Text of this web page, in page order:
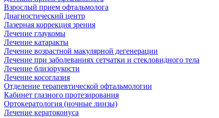
Взрослый прием офтальмолога
Диагностический центр
Лазерная коррекция зрения
Лечение глаукомы
Лечение катаракты
Лечение возрастной макулярной дегенерации
Лечение при заболеваниях сетчатки и стекловидного тела
Лечение близорукости
Лечение косоглазия
Отделение терапевтической офтальмологии
Кабинет глазного протезирования
Ортокератология (ночные линзы)
Лечение кератоконуса